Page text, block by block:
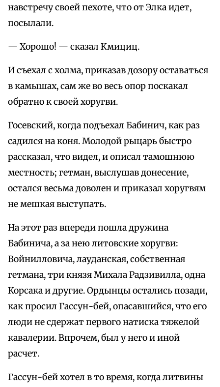
навстречу своей пехоте, что от Элка идет,
посылали.
— Хорошо! — сказал Кмициц.
И съехал с холма, приказав дозору оставаться
в камышах, сам же во весь опор поскакал
обратно к своей хоругви.
Госевский, когда подъехал Бабинич, как раз
садился на коня. Молодой рыцарь быстро
рассказал, что видел, и описал тамошнюю
местность; гетман, выслушав донесение,
остался весьма доволен и приказал хоругвям
не мешкая выступать.
На этот раз впереди пошла дружина
Бабинича, а за нею литовские хоругви:
Войнилловича, лауданская, собственная
гетмана, три князя Михала Радзивилла, одна
Корсака и другие. Ордынцы остались позади,
как просил Гассун-бей, опасавшийся, что его
люди не сдержат первого натиска тяжелой
кавалерии. Впрочем, был у него и иной
расчет.
Гассун-бей хотел в то время, когда литвины